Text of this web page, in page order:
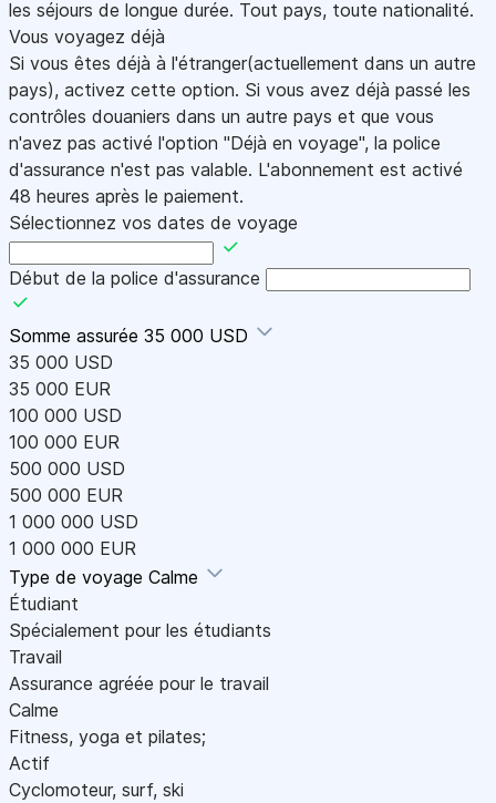
les séjours de longue durée. Tout pays, toute nationalité.
Vous voyagez déjà
Si vous êtes déjà à l'étranger(actuellement dans un autre
pays), activez cette option. Si vous avez déjà passé les
contrôles douaniers dans un autre pays et que vous
n'avez pas activé l'option "Déjà en voyage", la police
d'assurance n'est pas valable. L'abonnement est activé
48 heures après le paiement.
Sélectionnez vos dates de voyage
Début de la police d'assurance
Somme assurée 35 000 USD
35 000 USD
35 000 EUR
100 000 USD
100 000 EUR
500 000 USD
500 000 EUR
1 000 000 USD
1 000 000 EUR
Type de voyage Calme
Étudiant
Spécialement pour les étudiants
Travail
Assurance agréée pour le travail
Calme
Fitness, yoga et pilates;
Actif
Cyclomoteur, surf, ski